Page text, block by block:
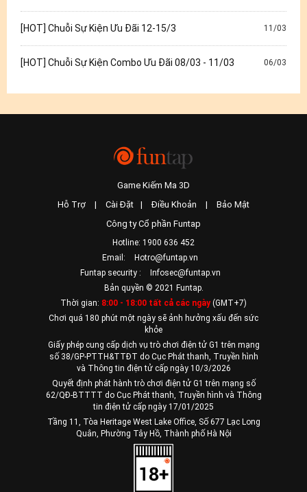
[HOT] Chuỗi Sự Kiện Ưu Đãi 12-15/3 11/03
[HOT] Chuỗi Sự Kiện Combo Ưu Đãi 08/03 - 11/03 06/03
Game Kiếm Ma 3D
Hỗ Trợ
| Cài Đặt | Điều Khoản |
Bảo Mật
Công ty Cổ phần Funtap
Hotline: 1900 636 452
Email:
Hotro@funtap.vn
Funtap security :
Infosec@funtap.vn
Bản quyền © 2021 Funtap.
Thời gian: 8:00 - 18:00 tất cả các ngày(GMT+7)
Chơi quá 180 phút một ngày sẽ ảnh hưởng xấu đến sức
khỏe
Giấy phép cung cấp dịch vụ trò chơi điện tử G1 trên mạng
số 38/GP-PTTH&TTĐT do Cục Phát thanh, Truyền hình
và Thông tin điện tử cấp ngày 10/3/2026
Quyết định phát hành trò chơi điện tử G1 trên mạng số
62/QĐ-BTTTT do Cục Phát thanh, Truyền hình và Thông
tin điện tử cấp ngày 17/01/2025
Tầng 11, Tòa Heritage West Lake Office, Số 677 Lạc Long
Quân, Phường Tây Hồ, Thành phố Hà Nội